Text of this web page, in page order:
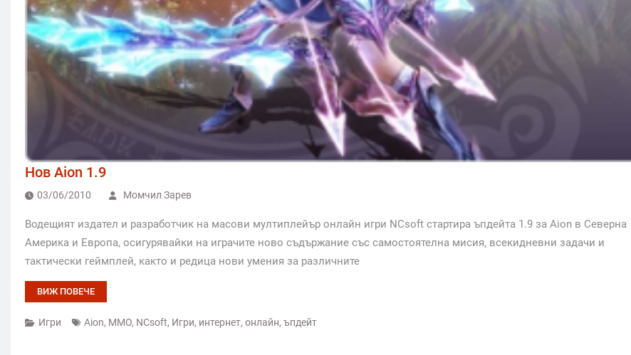
Нов Aion 1.9
03/06/2010 Момчил Зарев
Водещият издател и разработчик на масови мултиплейър онлайн игри NCsoft стартира ъпдейта 1.9 за Aion в Северна
Америка и Европа, осигурявайки на играчите ново съдържание със самостоятелна мисия, всекидневни задачи и
тактически геймплей, както и редица нови умения за различните
ВИЖ ПОВЕЧЕ
Игри Aion, MMO, NCsoft, Игри, интернет, онлайн, ъпдейт